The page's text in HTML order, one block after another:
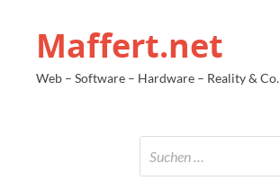
Maffert.net
Web – Software – Hardware – Reality & Co.